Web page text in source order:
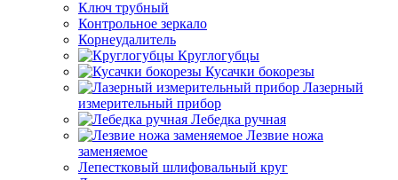
Ключ трубный
Контрольное зеркало
Корнеудалитель
Круглогубцы
Кусачки бокорезы
Лазерный
измерительный прибор
Лебедка ручная
Лезвие ножа
заменяемое
Лепестковый шлифовальный круг